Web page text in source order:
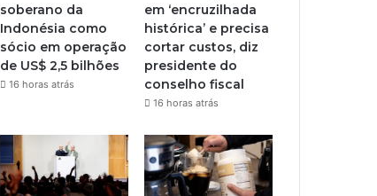
soberano da
Indonésia como
sócio em operação
de US$ 2,5 bilhões
16 horas atrás
em ‘encruzilhada
histórica’ e precisa
cortar custos, diz
presidente do
conselho fiscal
16 horas atrás